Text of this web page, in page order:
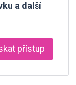
a další
přístup